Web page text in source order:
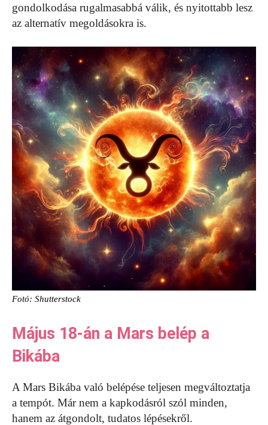
gondolkodása rugalmasabbá válik, és nyitottabb lesz
az alternatív megoldásokra is.
Fotó: Shutterstock
Május 18-án a Mars belép a
Bikába
A Mars Bikába való belépése teljesen megváltoztatja
a tempót. Már nem a kapkodásról szól minden,
hanem az átgondolt, tudatos lépésekről.